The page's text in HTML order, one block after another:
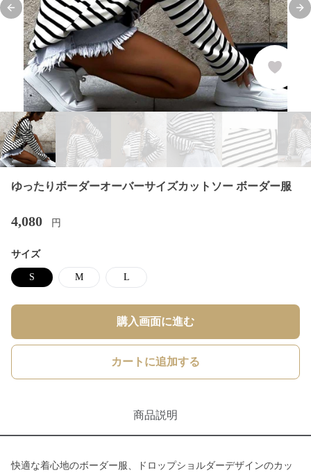
Previous slide
ゆったりボーダーオーバーサイズカットソー ボーダー服
4,080 円
サイズ
S M L
購入画面に進む
カートに追加する
商品説明
快適な着心地のボーダー服、ドロップショルダーデザインのカッ